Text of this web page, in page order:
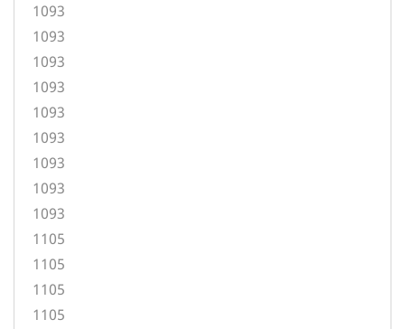
1093
1093
1093
1093
1093
1093
1093
1093
1093
1105
1105
1105
1105